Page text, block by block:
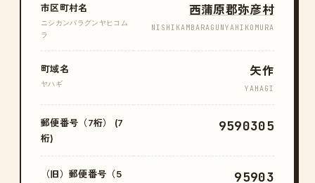
市区町村名
ニシカンバラグンヤヒコム
ラ
西蒲原郡弥彦村
NISHIKAMBARAGUNYAHIKOMURA
町域名
ヤハギ
矢作
YAHAGI
郵便番号（7桁） (7
桁)
9590305
（旧）郵便番号（5
95903